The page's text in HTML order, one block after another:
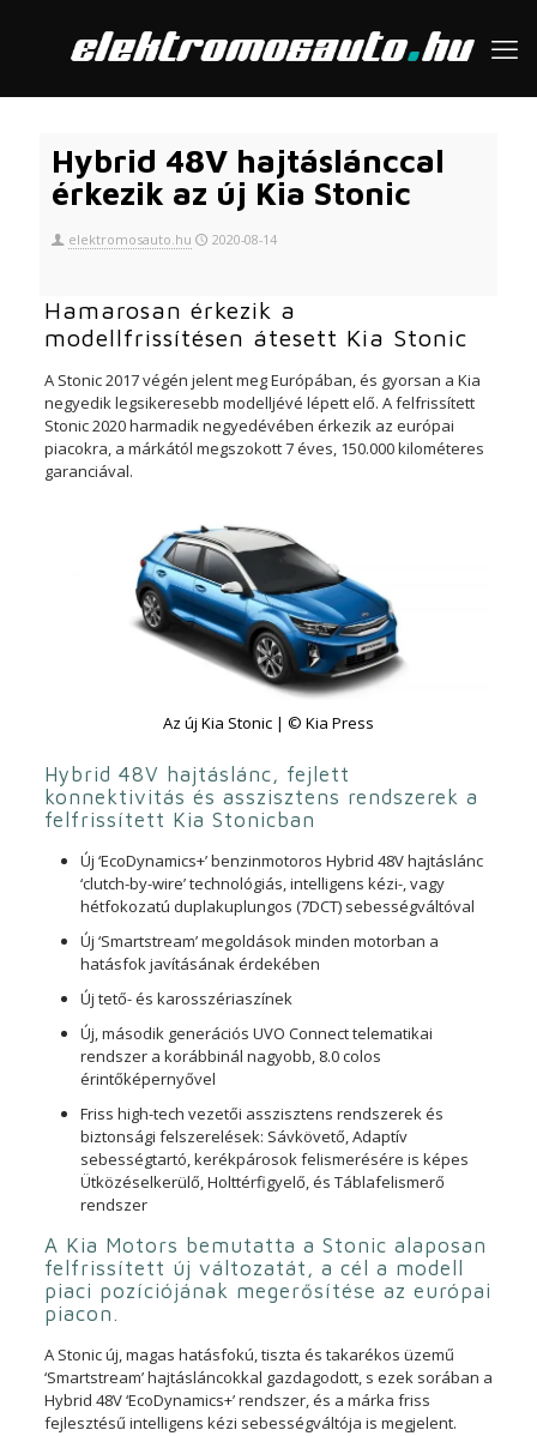
Hybrid 48V hajtáslánccal
érkezik az új Kia Stonic
elektromosauto.hu 2020-08-14
Hamarosan érkezik a
modellfrissítésen átesett Kia Stonic
A Stonic 2017 végén jelent meg Európában, és gyorsan a Kia
negyedik legsikeresebb modelljévé lépett elő. A felfrissített
Stonic 2020 harmadik negyedévében érkezik az európai
piacokra, a márkától megszokott 7 éves, 150.000 kilométeres
garanciával.
Az új Kia Stonic | © Kia Press
Hybrid 48V hajtáslánc, fejlett
konnektivitás és asszisztens rendszerek a
felfrissített Kia Stonicban
Új ‘EcoDynamics+’ benzinmotoros Hybrid 48V hajtáslánc
‘clutch-by-wire’ technológiás, intelligens kézi-, vagy
hétfokozatú duplakuplungos (7DCT) sebességváltóval
Új ‘Smartstream’ megoldások minden motorban a
hatásfok javításának érdekében
Új tető- és karosszériaszínek
Új, második generációs UVO Connect telematikai
rendszer a korábbinál nagyobb, 8.0 colos
érintőképernyővel
Friss high-tech vezetői asszisztens rendszerek és
biztonsági felszerelések: Sávkövető, Adaptív
sebességtartó, kerékpárosok felismerésére is képes
Ütközéselkerülő, Holttérfigyelő, és Táblafelismerő
rendszer
A Kia Motors bemutatta a Stonic alaposan
felfrissített új változatát, a cél a modell
piaci pozíciójának megerősítése az európai
piacon.
A Stonic új, magas hatásfokú, tiszta és takarékos üzemű
‘Smartstream’ hajtásláncokkal gazdagodott, s ezek sorában a
Hybrid 48V ‘EcoDynamics+’ rendszer, és a márka friss
fejlesztésű intelligens kézi sebességváltója is megjelent.